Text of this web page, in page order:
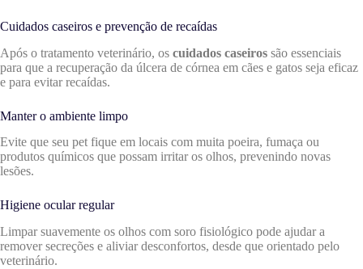
Cuidados caseiros e prevenção de recaídas
Após o tratamento veterinário, os cuidados caseiros são essenciais
para que a recuperação da úlcera de córnea em cães e gatos seja eficaz
e para evitar recaídas.
Manter o ambiente limpo
Evite que seu pet fique em locais com muita poeira, fumaça ou
produtos químicos que possam irritar os olhos, prevenindo novas
lesões.
Higiene ocular regular
Limpar suavemente os olhos com soro fisiológico pode ajudar a
remover secreções e aliviar desconfortos, desde que orientado pelo
veterinário.